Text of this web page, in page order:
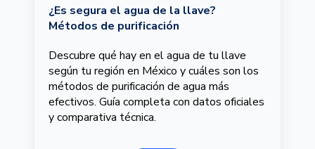
¿Es segura el agua de la llave?
Métodos de purificación
Descubre qué hay en el agua de tu llave
según tu región en México y cuáles son los
métodos de purificación de agua más
efectivos. Guía completa con datos oficiales
y comparativa técnica.